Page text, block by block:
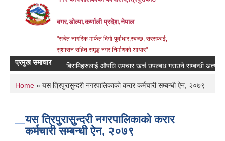
बगर,डोल्पा,कर्णाली प्रदेश,नेपाल
"सचेत नागरिक मार्फत दिगो पुर्वाधार,स्वच्छ, सरसफाई,
सुशासन सहित समृद्ध नगर निर्माणको आधार"
प्रमुख समाचारबिरामिहरुलाई ‍‌औषधि उपचार खर्च उपल्बध गराउने सम्बन्धी अत्यन्त
You are here
Home » यस त्रिपुरासुन्दरी नगरपालिकाको करार कर्मचारी सम्बन्धी ऐन, २०७९
यस त्रिपुरासुन्दरी नगरपालिकाको करार
कर्मचारी सम्बन्धी ऐन, २०७९